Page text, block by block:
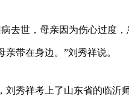
去世，母亲因为伤心过度
带在身边。”刘秀祥说。
刘秀祥考上了山东省的临